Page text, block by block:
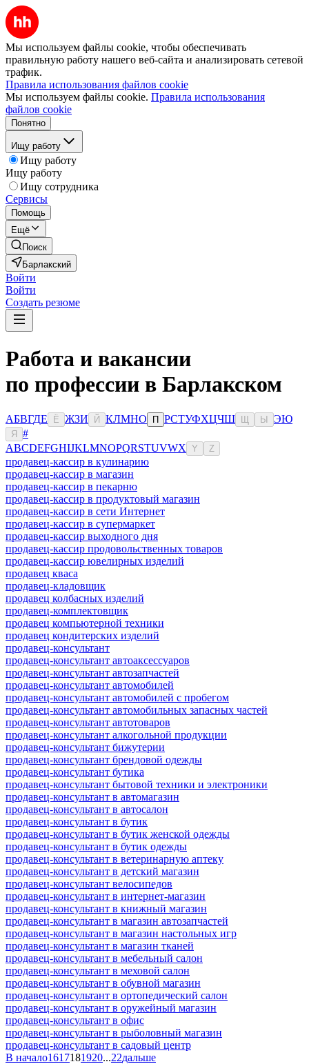
Мы используем файлы cookie, чтобы обеспечивать
правильную работу нашего веб-сайта и анализировать сетевой
трафик.
Правила использования файлов cookie
Мы используем файлы cookie. Правила использования
файлов cookie
Понятно
Ищу работу
Ищу работу
Ищу работу
Ищу сотрудника
Сервисы
Помощь
Ещё
Поиск
Барлакский
Войти
Войти
Создать резюме
Работа и вакансии
по профессии в Барлакском
АБВГДЕ Ё ЖЗИ Й КЛМНО П РСТУФХЦЧШ Ы ЭЮ
Я
#
ABCDEFGHIJKLMNOPQRSTUVWX Y Z
продавец-кассир в кулинарию
продавец-кассир в магазин
продавец-кассир в пекарню
продавец-кассир в продуктовый магазин
продавец-кассир в сети Интернет
продавец-кассир в супермаркет
продавец-кассир выходного дня
продавец-кассир продовольственных товаров
продавец-кассир ювелирных изделий
продавец кваса
продавец-кладовщик
продавец колбасных изделий
продавец-комплектовщик
продавец компьютерной техники
продавец кондитерских изделий
продавец-консультант
продавец-консультант автоаксессуаров
продавец-консультант автозапчастей
продавец-консультант автомобилей
продавец-консультант автомобилей с пробегом
продавец-консультант автомобильных запасных частей
продавец-консультант автотоваров
продавец-консультант алкогольной продукции
продавец-консультант бижутерии
продавец-консультант брендовой одежды
продавец-консультант бутика
продавец-консультант бытовой техники и электроники
продавец-консультант в автомагазин
продавец-консультант в автосалон
продавец-консультант в бутик
продавец-консультант в бутик женской одежды
продавец-консультант в бутик одежды
продавец-консультант в ветеринарную аптеку
продавец-консультант в детский магазин
продавец-консультант велосипедов
продавец-консультант в интернет-магазин
продавец-консультант в книжный магазин
продавец-консультант в магазин автозапчастей
продавец-консультант в магазин настольных игр
продавец-консультант в магазин тканей
продавец-консультант в мебельный салон
продавец-консультант в меховой салон
продавец-консультант в обувной магазин
продавец-консультант в ортопедический салон
продавец-консультант в оружейный магазин
продавец-консультант в офис
продавец-консультант в рыболовный магазин
продавец-консультант в садовый центр
В начало1617181920...22дальше